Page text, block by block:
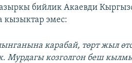
бийлик Акаевди
кызыктар эмес:
карабай, төрт жыл
Мурдагы козголгон беш